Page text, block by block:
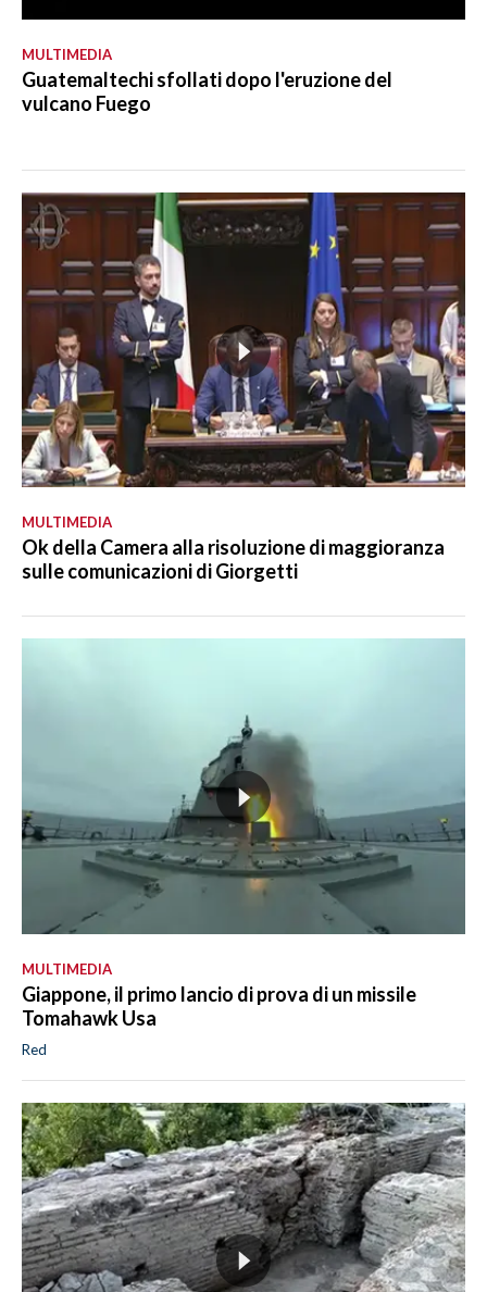
MULTIMEDIA
Guatemaltechi sfollati dopo l'eruzione del
vulcano Fuego
MULTIMEDIA
Ok della Camera alla risoluzione di maggioranza
sulle comunicazioni di Giorgetti
MULTIMEDIA
Giappone, il primo lancio di prova di un missile
Tomahawk Usa
Red